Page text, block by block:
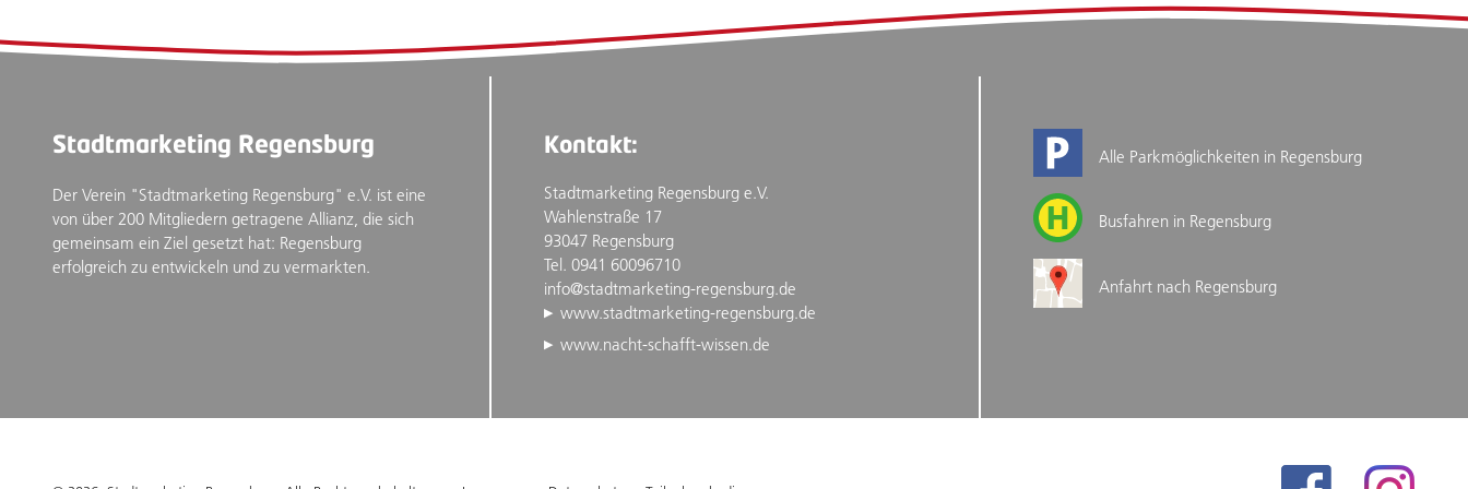
Stadtmarketing Regensburg
Der Verein "Stadtmarketing Regensburg" e.V. ist eine
von über 200 Mitgliedern getragene Allianz, die sich
gemeinsam ein Ziel gesetzt hat: Regensburg
erfolgreich zu entwickeln und zu vermarkten.
Kontakt:
Stadtmarketing Regensburg e.V.
Wahlenstraße 17
93047 Regensburg
Tel. 0941 60096710
info@stadtmarketing-regensburg.de
www.stadtmarketing-regensburg.de
www.nacht-schafft-wissen.de
Alle Parkmöglichkeiten in Regensburg
Busfahren in Regensburg
Anfahrt nach Regensburg